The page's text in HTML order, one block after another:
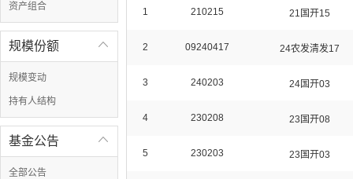
资产组合

规模份额
规模变动
持有人结构

基金公告
全部公告
1 210215 21国开15
2 09240417 24农发清发17
3 240203 24国开03
4 230208 23国开08
5 230203 23国开03